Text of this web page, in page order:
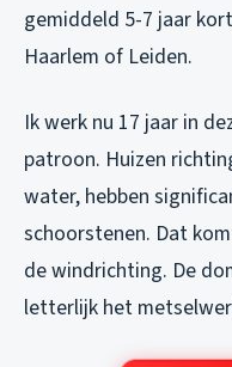
gemiddeld 5-7 jaar
Haarlem of Leiden.
Ik werk nu 17 jaar in
patroon. Huizen
water, hebben
schoorstenen. Dat
de windrichting. De
letterlijk het